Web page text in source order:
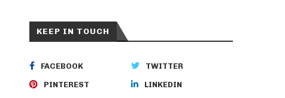
KEEP IN TOUCH
FACEBOOK TWITTER
PINTEREST LINKEDIN